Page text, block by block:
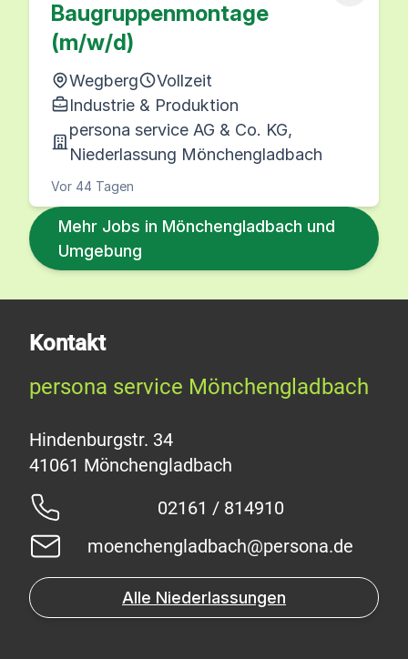
Baugruppenmontage
(m/w/d)
Wegberg
Vollzeit
Industrie & Produktion
persona service AG & Co. KG,
Niederlassung Mönchengladbach
Vor 44 Tagen
Mehr Jobs in Mönchengladbach und
Umgebung
Kontakt
persona service Mönchengladbach
Hindenburgstr. 34
02161 / 814910
moenchengladbach@persona.de
Alle Niederlassungen